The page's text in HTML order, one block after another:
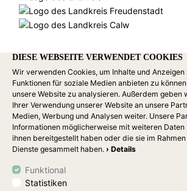
DIESE WEBSEITE VERWENDET COOKIES
Wir verwenden Cookies, um Inhalte und Anzeigen
Funktionen für soziale Medien anbieten zu
unsere Website zu analysieren. Außerdem geben
Ihrer Verwendung unserer Website an unsere
Medien, Werbung und Analysen weiter. Unsere
Informationen möglicherweise mit weiteren Daten
ihnen bereitgestellt haben oder die sie im
Dienste gesammelt haben. › Details
Funktional
Statistiken